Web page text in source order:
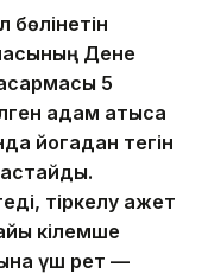
бөлінетін
Дене
5
адам қатыса
йогадан тегін
тіркелу қажет
кілемше
үш рет —